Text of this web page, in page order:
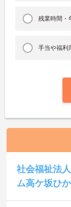
残業時間・
手当や福利
社会福祉法
ム高ケ坂ひ